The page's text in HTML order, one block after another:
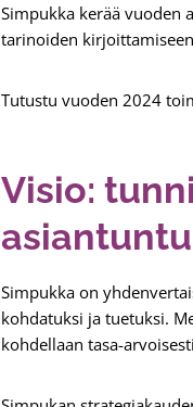
Simpukka kerää vuoden
tarinoiden
Tutustu vuoden 2024
Visio:
Simpukka on
kohdatuksi ja tuetuksi.
kohdellaan tasa-